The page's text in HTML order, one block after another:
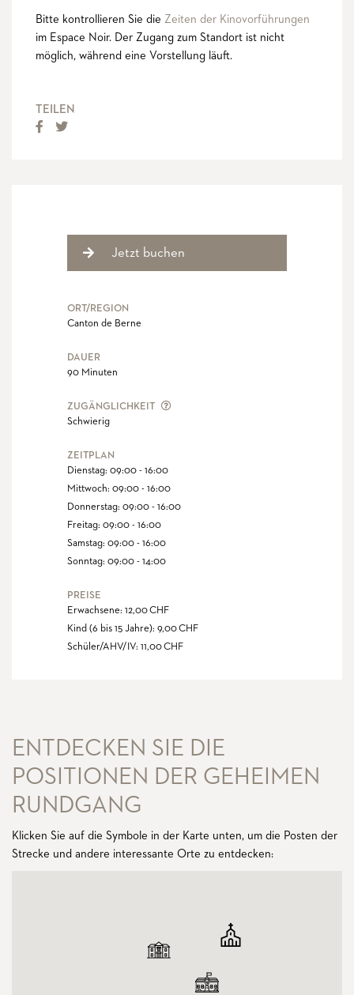
Bitte kontrollieren Sie die Zeiten der Kinovorführungen
im Espace Noir. Der Zugang zum Standort ist nicht
möglich, während eine Vorstellung läuft.
TEILEN
ORT/REGION
Canton de Berne
DAUER
90 Minuten
ZUGÄNGLICHKEIT
Schwierig
ZEITPLAN
Dienstag: 09:00 - 16:00
Mittwoch: 09:00 - 16:00
Donnerstag: 09:00 - 16:00
Freitag: 09:00 - 16:00
Samstag: 09:00 - 16:00
Sonntag: 09:00 - 14:00
PREISE
Erwachsene: 12,00 CHF
Kind (6 bis 15 Jahre): 9,00 CHF
Schüler/AHV/IV: 11,00 CHF
ENTDECKEN SIE DIE
POSITIONEN DER GEHEIMEN
RUNDGANG
Klicken Sie auf die Symbole in der Karte unten, um die Posten der
Strecke und andere interessante Orte zu entdecken: